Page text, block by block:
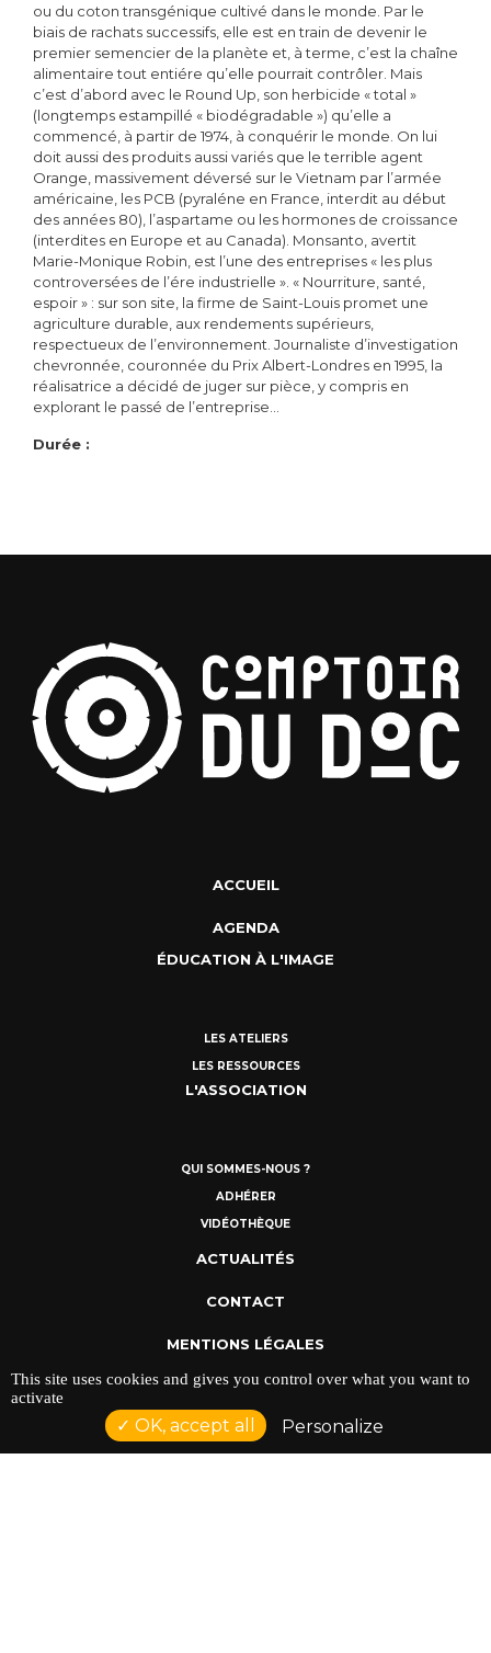
ou du coton transgénique cultivé dans le monde. Par le
biais de rachats successifs, elle est en train de devenir le
premier semencier de la planète et, à terme, c’est la chaîne
alimentaire tout entiére qu’elle pourrait contrôler. Mais
c’est d’abord avec le Round Up, son herbicide « total »
(longtemps estampillé « biodégradable ») qu’elle a
commencé, à partir de 1974, à conquérir le monde. On lui
doit aussi des produits aussi variés que le terrible agent
Orange, massivement déversé sur le Vietnam par l’armée
américaine, les PCB (pyraléne en France, interdit au début
des années 80), l’aspartame ou les hormones de croissance
(interdites en Europe et au Canada). Monsanto, avertit
Marie-Monique Robin, est l’une des entreprises « les plus
controversées de l’ére industrielle ». « Nourriture, santé,
espoir » : sur son site, la firme de Saint-Louis promet une
agriculture durable, aux rendements supérieurs,
respectueux de l’environnement. Journaliste d’investigation
chevronnée, couronnée du Prix Albert-Londres en 1995, la
réalisatrice a décidé de juger sur pièce, y compris en
explorant le passé de l’entreprise…
Durée :
ACCUEIL
AGENDA
ÉDUCATION À L'IMAGE
LES ATELIERS
LES RESSOURCES
L'ASSOCIATION
QUI SOMMES-NOUS ?
ADHÉRER
VIDÉOTHÈQUE
ACTUALITÉS
CONTACT
MENTIONS LÉGALES
POLITIQUE DE CONFIDENTIALITÉ
This site uses cookies and gives you control over what you want to
activate
OK, accept all Personalize